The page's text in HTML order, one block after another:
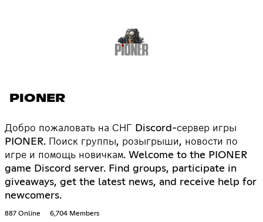
PIONER
Добро пожаловать на СНГ Discord-сервер игры
PIONER. Поиск группы, розыгрыши, новости по
игре и помощь новичкам. Welcome to the PIONER
game Discord server. Find groups, participate in
giveaways, get the latest news, and receive help for
newcomers.
887 Online 6,704 Members